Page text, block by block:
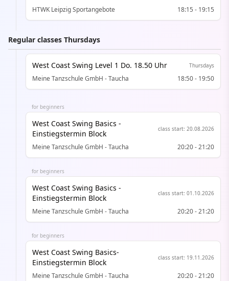
HTWK Leipzig Sportangebote 18:15 - 19:15
Regular classes Thursdays
West Coast Swing Level 1 Do. 18.50 Uhr Thursdays
Meine Tanzschule GmbH - Taucha 18:50- 19:50
for beginners
West Coast Swing Basics -
Einstiegstermin Block
class start: 20.08.2026
Meine Tanzschule GmbH - Taucha 20:20-21:20
for beginners
West Coast Swing Basics -
Einstiegstermin Block
class start: 01.10.2026
Meine Tanzschule GmbH - Taucha 20:20-21:20
for beginners
West Coast Swing Basics-
Einstiegstermin Block
class start: 19.11.2026
Meine Tanzschule GmbH - Taucha 20:20-21:20